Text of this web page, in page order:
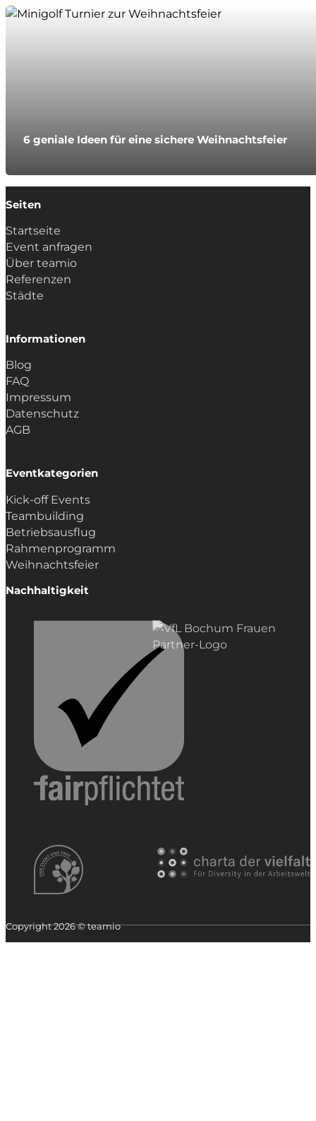
6 geniale Ideen für eine sichere Weihnachtsfeier
Seiten
Startseite
Event anfragen
Über teamio
Referenzen
Städte
Informationen
Blog
FAQ
Impressum
Datenschutz
AGB
Eventkategorien
Kick-off Events
Teambuilding
Betriebsausflug
Rahmenprogramm
Weihnachtsfeier
Nachhaltigkeit
Copyright 2026 © teamio